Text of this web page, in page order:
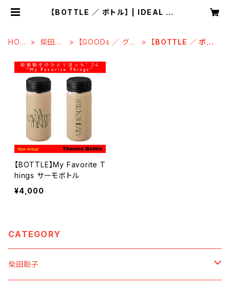
【BOTTLE ／ ボトル】 | IDEAL MU
HOM
柴田聡
【GOODs ／ グッ
【BOTTLE ／ ボト
【BOTTLE】My Favorite T
hings サーモボトル
¥4,000
CATEGORY
柴田聡子